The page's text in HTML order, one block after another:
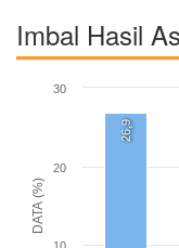
Imbal Hasil
DATA (%)
26,9
10
20
30